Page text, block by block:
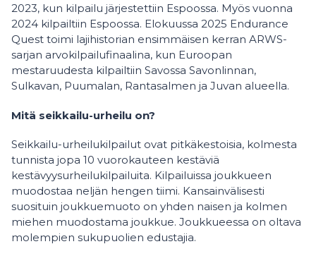
2023, kun kilpailu järjestettiin Espoossa. Myös vuonna
2024 kilpailtiin Espoossa. Elokuussa 2025 Endurance
Quest toimi lajihistorian ensimmäisen kerran ARWS-
sarjan arvokilpailufinaalina, kun Euroopan
mestaruudesta kilpailtiin Savossa Savonlinnan,
Sulkavan, Puumalan, Rantasalmen ja Juvan alueella.
Mitä seikkailu-urheilu on?
Seikkailu-urheilukilpailut ovat pitkäkestoisia, kolmesta
tunnista jopa 10 vuorokauteen kestäviä
kestävyysurheilukilpailuita. Kilpailuissa joukkueen
muodostaa neljän hengen tiimi. Kansainvälisesti
suosituin joukkuemuoto on yhden naisen ja kolmen
miehen muodostama joukkue. Joukkueessa on oltava
molempien sukupuolien edustajia.